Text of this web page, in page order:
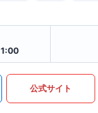
公式サイト